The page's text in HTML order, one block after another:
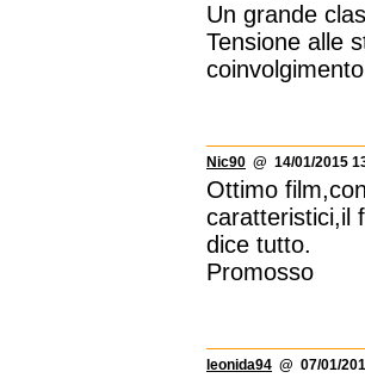
Un grande
Tensione alle
Nic90 @ 14/01/2015
Ottimo
caratteristici,il
dice tutto.
Promosso
leonida94 @ 07/01/